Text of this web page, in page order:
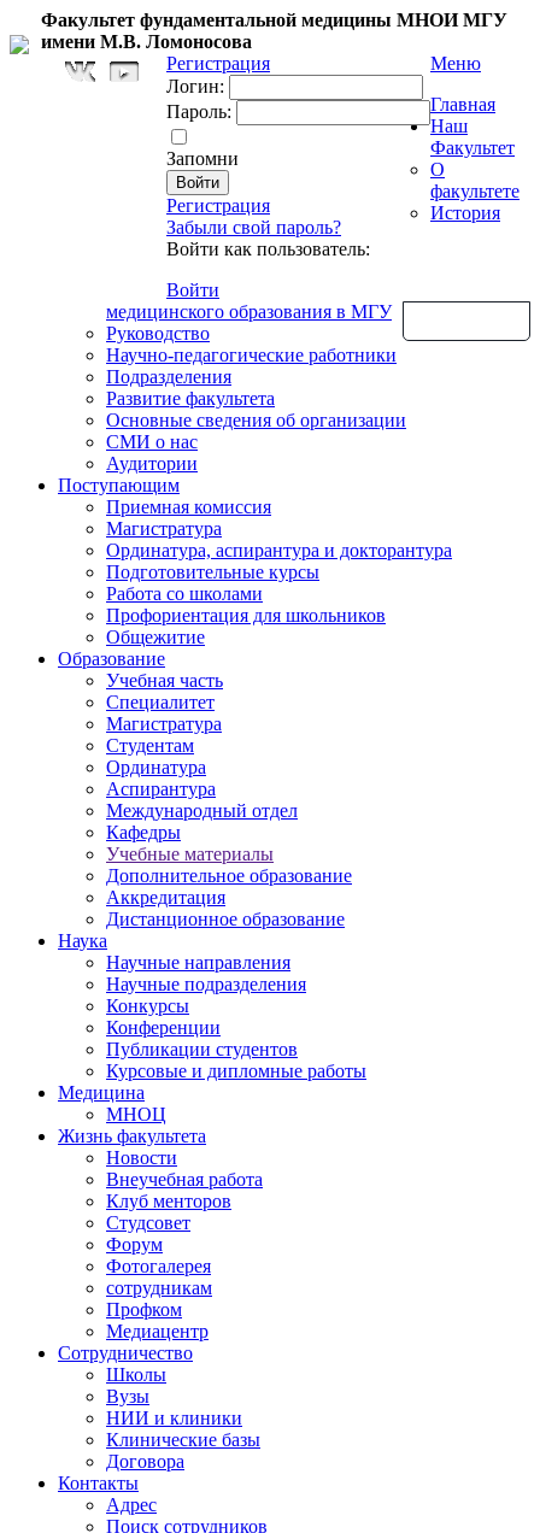
Факультет фундаментальной медицины МНОИ МГУ
имени М.В. Ломоносова
Регистрация
Логин:
Пароль:
Запомни
Регистрация
Забыли свой пароль?
Войти как пользователь:
Войти
Меню
Главная
Наш
Факультет
О
факультете
История
медицинского образования в МГУ
Руководство
Научно-педагогические работники
Подразделения
Развитие факультета
Основные сведения об организации
СМИ о нас
Аудитории
Поступающим
Приемная комиссия
Магистратура
Ординатура, аспирантура и докторантура
Подготовительные курсы
Работа со школами
Профориентация для школьников
Общежитие
Образование
Учебная часть
Специалитет
Магистратура
Студентам
Ординатура
Аспирантура
Международный отдел
Кафедры
Учебные материалы
Дополнительное образование
Аккредитация
Дистанционное образование
Наука
Научные направления
Научные подразделения
Конкурсы
Конференции
Публикации студентов
Курсовые и дипломные работы
Медицина
МНОЦ
Жизнь факультета
Новости
Внеучебная работа
Клуб менторов
Студсовет
Форум
Фотогалерея
сотрудникам
Профком
Медиацентр
Сотрудничество
Школы
Вузы
НИИ и клиники
Клинические базы
Договора
Контакты
Адрес
Поиск сотрудников